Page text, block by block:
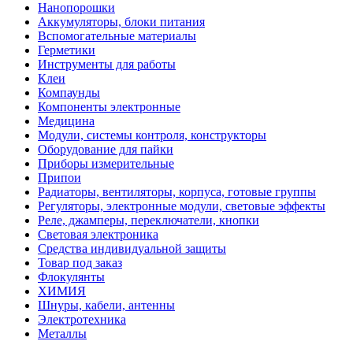
Нанопорошки
Аккумуляторы, блоки питания
Вспомогательные материалы
Герметики
Инструменты для работы
Клеи
Компаунды
Компоненты электронные
Медицина
Модули, системы контроля, конструкторы
Оборудование для пайки
Приборы измерительные
Припои
Радиаторы, вентиляторы, корпуса, готовые группы
Регуляторы, электронные модули, световые эффекты
Реле, джамперы, переключатели, кнопки
Световая электроника
Средства индивидуальной защиты
Товар под заказ
Флокулянты
ХИМИЯ
Шнуры, кабели, антенны
Электротехника
Металлы